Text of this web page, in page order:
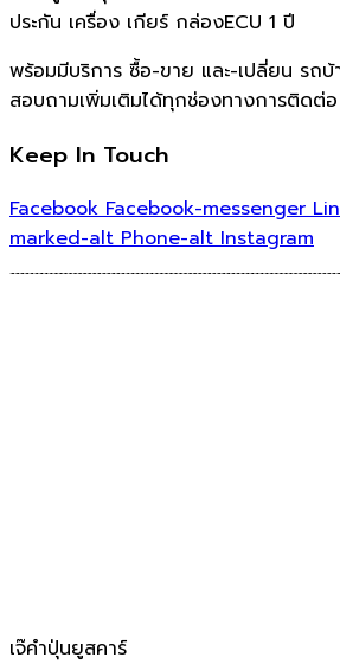
ประกัน เครื่อง เกียร์ กล่องECU 1 ปี
พร้อมมีบริการ ซื้อ-ขาย และ-เปลี่ยน รถ
สอบถามเพิ่มเติมได้ทุกช่องทางการติดต่อ
Keep In Touch
Facebook Facebook-messenger
marked-alt Phone-alt Instagram
เจ๊คำปุ่นยูสคาร์